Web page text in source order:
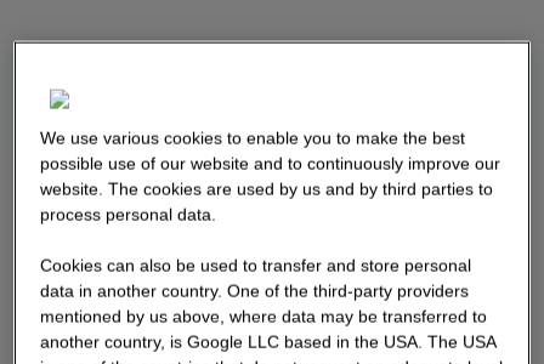
We use various cookies to enable you to make the best
possible use of our website and to continuously improve our
website. The cookies are used by us and by third parties to
process personal data.
Cookies can also be used to transfer and store personal
data in another country. One of the third-party providers
mentioned by us above, where data may be transferred to
another country, is Google LLC based in the USA. The USA